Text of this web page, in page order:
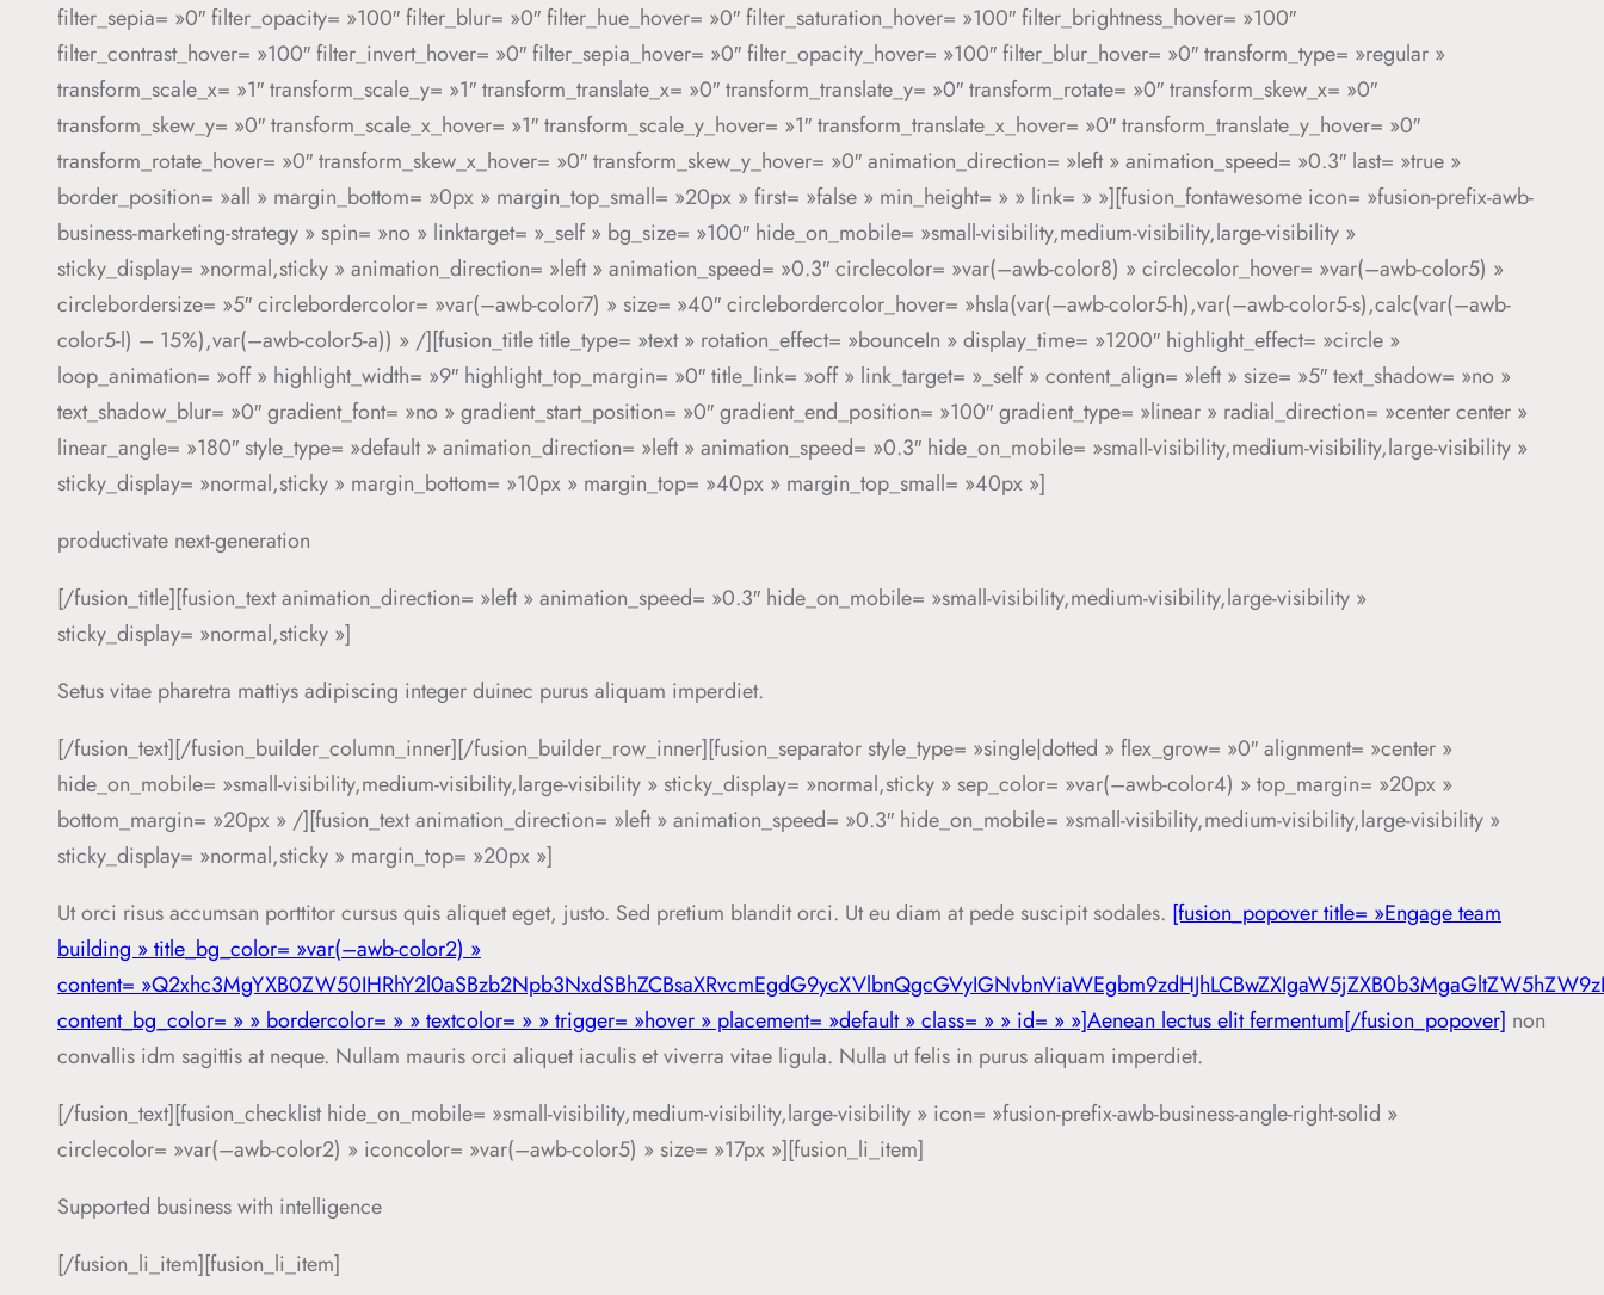
filter_sepia= »0″ filter_opacity= »100″ filter_blur= »0″ filter_hue_hover= »0″ filter_saturation_hover= »100″ filter_brightness_hover= »100″
filter_contrast_hover= »100″ filter_invert_hover= »0″ filter_sepia_hover= »0″ filter_opacity_hover= »100″ filter_blur_hover= »0″ transform_type= »regular »
transform_scale_x= »1″ transform_scale_y= »1″ transform_translate_x= »0″ transform_translate_y= »0″ transform_rotate= »0″ transform_skew_x= »0″
transform_skew_y= »0″ transform_scale_x_hover= »1″ transform_scale_y_hover= »1″ transform_translate_x_hover= »0″ transform_translate_y_hover= »0″
transform_rotate_hover= »0″ transform_skew_x_hover= »0″ transform_skew_y_hover= »0″ animation_direction= »left » animation_speed= »0.3″ last= »true »
border_position= »all » margin_bottom= »0px » margin_top_small= »20px » first= »false » min_height= » » link= » »][fusion_fontawesome icon= »fusion-prefix-awb-
business-marketing-strategy » spin= »no » linktarget= »_self » bg_size= »100″ hide_on_mobile= »small-visibility,medium-visibility,large-visibility »
sticky_display= »normal,sticky » animation_direction= »left » animation_speed= »0.3″ circlecolor= »var(–awb-color8) » circlecolor_hover= »var(–awb-color5) »
circlebordersize= »5″ circlebordercolor= »var(–awb-color7) » size= »40″ circlebordercolor_hover= »hsla(var(–awb-color5-h),var(–awb-color5-s),calc(var(–awb-
color5-l) – 15%),var(–awb-color5-a)) » /][fusion_title title_type= »text » rotation_effect= »bounceIn » display_time= »1200″ highlight_effect= »circle »
loop_animation= »off » highlight_width= »9″ highlight_top_margin= »0″ title_link= »off » link_target= »_self » content_align= »left » size= »5″ text_shadow= »no »
text_shadow_blur= »0″ gradient_font= »no » gradient_start_position= »0″ gradient_end_position= »100″ gradient_type= »linear » radial_direction= »center center »
linear_angle= »180″ style_type= »default » animation_direction= »left » animation_speed= »0.3″ hide_on_mobile= »small-visibility,medium-visibility,large-visibility »
sticky_display= »normal,sticky » margin_bottom= »10px » margin_top= »40px » margin_top_small= »40px »]
productivate next-generation
[/fusion_title][fusion_text animation_direction= »left » animation_speed= »0.3″ hide_on_mobile= »small-visibility,medium-visibility,large-visibility »
sticky_display= »normal,sticky »]
Setus vitae pharetra mattiys adipiscing integer duinec purus aliquam imperdiet.
[/fusion_text][/fusion_builder_column_inner][/fusion_builder_row_inner][fusion_separator style_type= »single|dotted » flex_grow= »0″ alignment= »center »
hide_on_mobile= »small-visibility,medium-visibility,large-visibility » sticky_display= »normal,sticky » sep_color= »var(–awb-color4) » top_margin= »20px »
bottom_margin= »20px » /][fusion_text animation_direction= »left » animation_speed= »0.3″ hide_on_mobile= »small-visibility,medium-visibility,large-visibility »
sticky_display= »normal,sticky » margin_top= »20px »]
Ut orci risus accumsan porttitor cursus quis aliquet eget, justo. Sed pretium blandit orci. Ut eu diam at pede suscipit sodales. [fusion_popover title= »Engage team
building » title_bg_color= »var(–awb-color2) »
content=
content_bg_color= » » bordercolor= » » textcolor= » » trigger= »hover » placement= »default » class= » » id= » »]Aenean lectus elit fermentum[/fusion_popover] non
convallis idm sagittis at neque. Nullam mauris orci aliquet iaculis et viverra vitae ligula. Nulla ut felis in purus aliquam imperdiet.
[/fusion_text][fusion_checklist hide_on_mobile= »small-visibility,medium-visibility,large-visibility » icon= »fusion-prefix-awb-business-angle-right-solid »
circlecolor= »var(–awb-color2) » iconcolor= »var(–awb-color5) » size= »17px »][fusion_li_item]
Supported business with intelligence
[/fusion_li_item][fusion_li_item]